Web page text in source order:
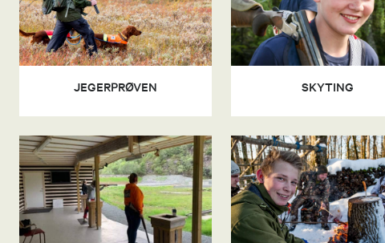
JEGERPRØVEN SKYTING